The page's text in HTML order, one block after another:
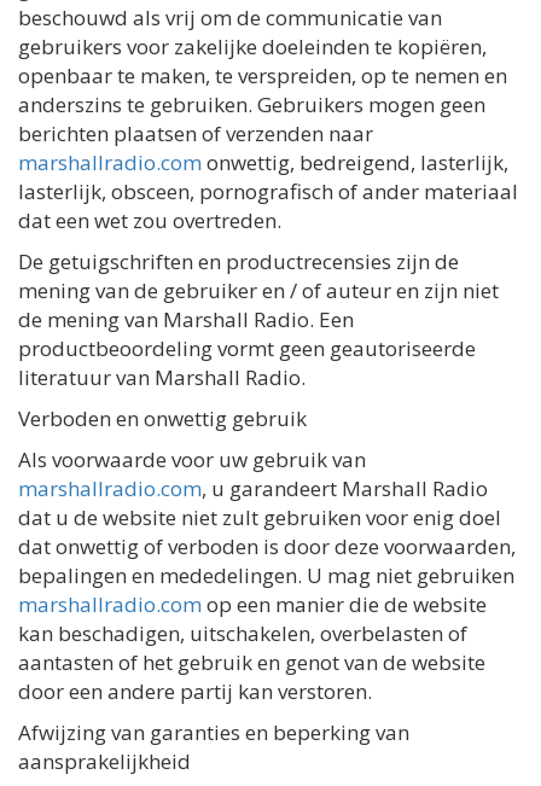
beschouwd als vrij om de communicatie van
gebruikers voor zakelijke doeleinden te kopiëren,
openbaar te maken, te verspreiden, op te nemen en
anderszins te gebruiken. Gebruikers mogen geen
berichten plaatsen of verzenden naar
marshallradio.com onwettig, bedreigend, lasterlijk,
lasterlijk, obsceen, pornografisch of ander materiaal
dat een wet zou overtreden.
De getuigschriften en productrecensies zijn de
mening van de gebruiker en / of auteur en zijn niet
de mening van Marshall Radio. Een
productbeoordeling vormt geen geautoriseerde
literatuur van Marshall Radio.
Verboden en onwettig gebruik
Als voorwaarde voor uw gebruik van
marshallradio.com, u garandeert Marshall Radio
dat u de website niet zult gebruiken voor enig doel
dat onwettig of verboden is door deze voorwaarden,
bepalingen en mededelingen. U mag niet gebruiken
marshallradio.com op een manier die de website
kan beschadigen, uitschakelen, overbelasten of
aantasten of het gebruik en genot van de website
door een andere partij kan verstoren.
Afwijzing van garanties en beperking van
aansprakelijkheid